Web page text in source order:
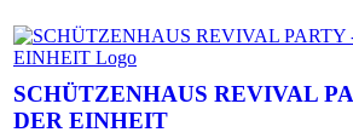
SCHÜTZENHAUS REVIVAL
DER EINHEIT